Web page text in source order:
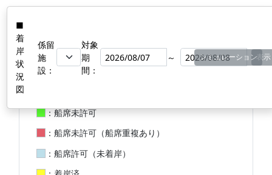
■
着
岸
状
況
図
係留
施
設：
対象
期
間：
～ 表示
シミュレーション
凡例
：船席未許可
： 船席未許可（船席重複あり）
： 船席許可（未着岸）